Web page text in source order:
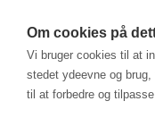
Om cookies på
Vi bruger cookies til at
stedet ydeevne og
til at forbedre og